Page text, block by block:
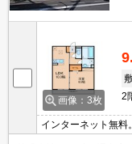
画像：3枚
2
インターネット無料
池2,750円(契約時)。